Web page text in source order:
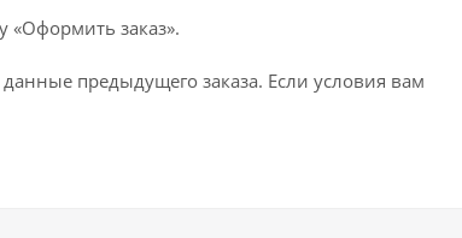
«Оформить заказ».
предыдущего заказа. Если условия вам